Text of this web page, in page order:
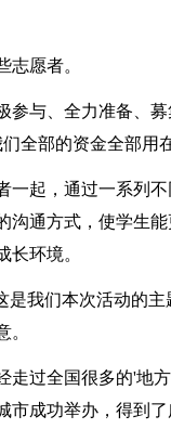
愿者。
参与、全力准备、
全部的资金全部用
起，通过一系列不
沟通方式，使学生
环境。
是我们本次活动的
过全国很多的'地
市成功举办，得到